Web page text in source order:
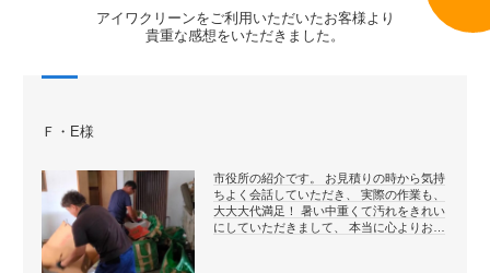
アイワクリーンをご利用いただいたお客様より
貴重な感想をいただきました。
Ｆ・E様
市役所の紹介です。 お見積りの時から気持
ちよく会話していただき、 実際の作業も、
大大大代満足！ 暑い中重くて汚れをきれい
にしていただきまして、 本当に心よりお…